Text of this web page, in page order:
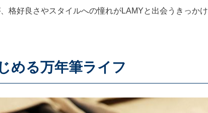
格好良さやスタイルへの憧れがLAMYと出会うきっかけ
める万年筆ライフ